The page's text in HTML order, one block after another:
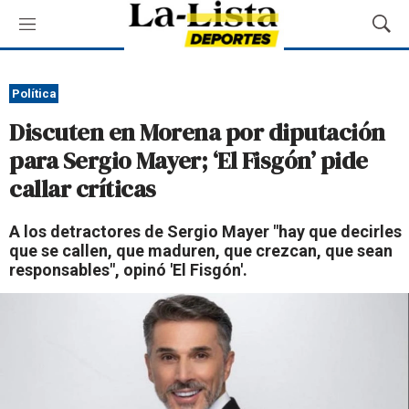
M
e
ú
M
o
a
r
q
u
e
Política
Discuten en Morena por diputación
para Sergio Mayer; ‘El Fisgón’ pide
callar críticas
A los detractores de Sergio Mayer "hay que decirles
que se callen, que maduren, que crezcan, que sean
responsables", opinó 'El Fisgón'.